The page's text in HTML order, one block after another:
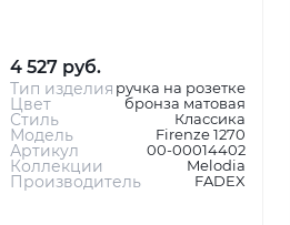
4 527 руб.
Тип изделия ручка на розетке
Цвет бронза матовая
Стиль Классика
Модель Firenze 1270
Артикул 00-00014402
Коллекции Melodia
Производитель FADEX